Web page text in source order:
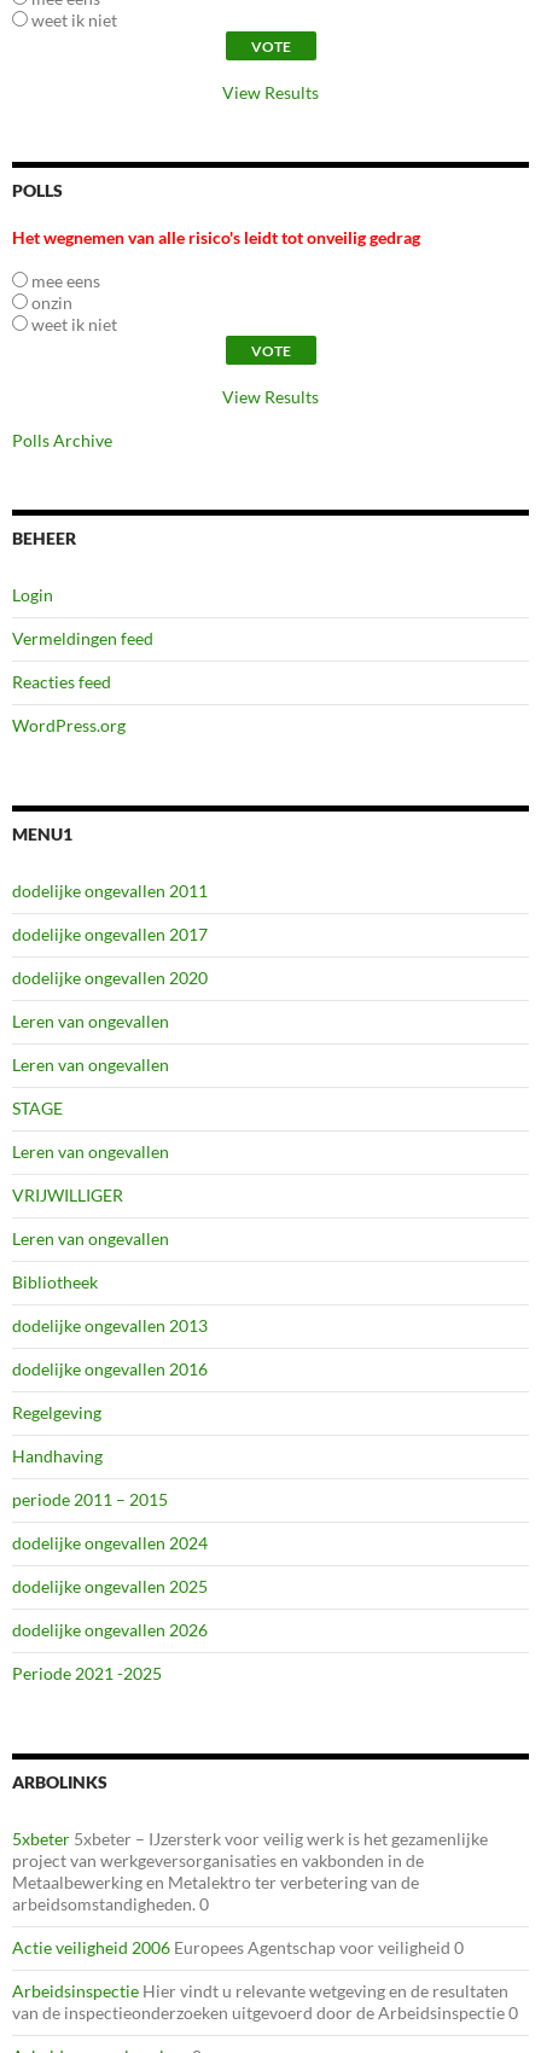
weet ik niet
View Results
POLLS
Het wegnemen van alle risico's leidt tot onveilig gedrag
mee eens
onzin
weet ik niet
View Results
Polls Archive
BEHEER
Login
Vermeldingen feed
Reacties feed
WordPress.org
MENU1
dodelijke ongevallen 2011
dodelijke ongevallen 2017
dodelijke ongevallen 2020
Leren van ongevallen
Leren van ongevallen
STAGE
Leren van ongevallen
VRIJWILLIGER
Leren van ongevallen
Bibliotheek
dodelijke ongevallen 2013
dodelijke ongevallen 2016
Regelgeving
Handhaving
periode 2011 – 2015
dodelijke ongevallen 2024
dodelijke ongevallen 2025
dodelijke ongevallen 2026
Periode 2021 -2025
ARBOLINKS
5xbeter 5xbeter – IJzersterk voor veilig werk is het gezamenlijke
project van werkgeversorganisaties en vakbonden in de
Metaalbewerking en Metalektro ter verbetering van de
arbeidsomstandigheden. 0
Actie veiligheid 2006 Europees Agentschap voor veiligheid 0
Arbeidsinspectie Hier vindt u relevante wetgeving en de resultaten
van de inspectieonderzoeken uitgevoerd door de Arbeidsinspectie 0